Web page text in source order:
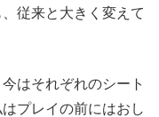
従来と大きく変えて
はそれぞれのシート
プレイの前にはおし